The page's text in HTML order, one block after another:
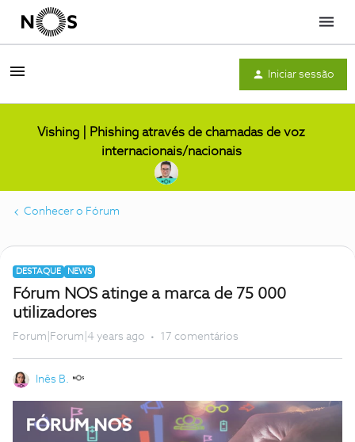
Menu
Iniciar sessão
Vishing | Phishing através de chamadas de voz
internacionais/nacionais
Conhecer o Fórum
DESTAQUE NEWS
Fórum NOS atinge a marca de 75 000
utilizadores
Forum|Forum|4 years ago 17 comentários
Inês B.